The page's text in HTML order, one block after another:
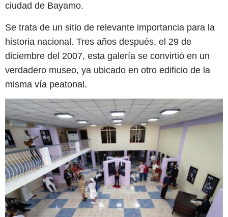
ciudad de Bayamo.
Se trata de un sitio de relevante importancia para la
historia nacional. Tres años después, el 29 de
diciembre del 2007, esta galería se convirtió en un
verdadero museo, ya ubicado en otro edificio de la
misma vía peatonal.